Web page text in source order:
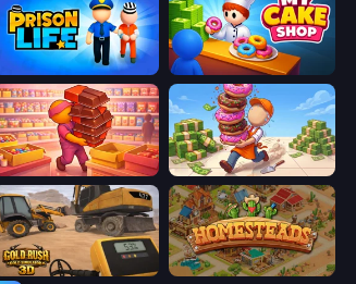
Prison Life My Cake Shop
Candy Packing Store Donut Place
Gold Rush: Gold Simulator 3D Homesteads: Dream Farm